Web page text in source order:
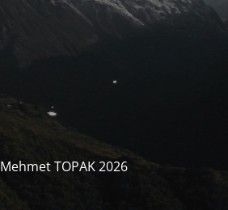
TOPAK 2026